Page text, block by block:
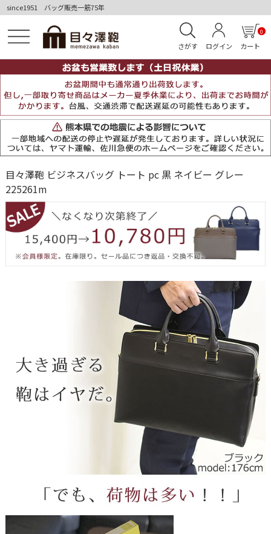
since1951 バッグ販売一筋75年
さがす ログイン カート
0
目々澤鞄 ビジネスバッグ トート pc 黒 ネイビー グレー
225261m